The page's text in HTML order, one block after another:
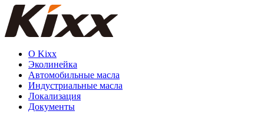
О Kixx
Эколинейка
Автомобильные масла
Индустриальные масла
Локализация
Документы